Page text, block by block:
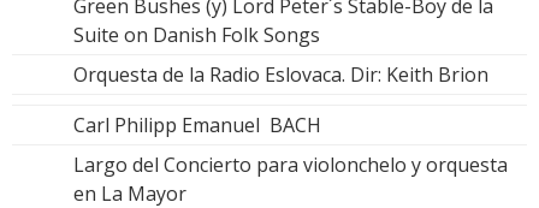
Green Bushes (y) Lord Peter´s Stable-Boy de la
Suite on Danish Folk Songs
Orquesta de la Radio Eslovaca. Dir: Keith Brion
Carl Philipp Emanuel BACH
Largo del Concierto para violonchelo y orquesta
en La Mayor